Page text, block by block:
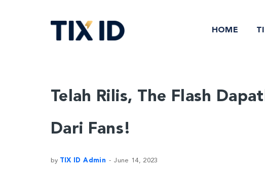
HOME
Telah Rilis, The Flash
Dari Fans!
by TIX ID Admin June 14, 2023